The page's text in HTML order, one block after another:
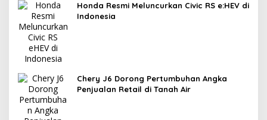
Honda Resmi Meluncurkan Civic RS e:HEV di
Indonesia
Chery J6 Dorong Pertumbuhan Angka
Penjualan Retail di Tanah Air